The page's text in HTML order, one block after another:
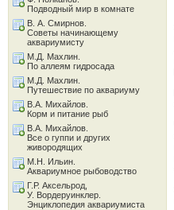
Подводный мир в комнате
В. А. Смирнов.
Советы начинающему
аквариумисту
М.Д. Махлин.
По аллеям гидросада
М.Д. Махлин.
Путешествие по аквариуму
В.А. Михайлов.
Корм и питание рыб
В.А. Михайлов.
Все о гуппи и других
живородящих
М.Н. Ильин.
Аквариумное рыбоводство
Г.Р. Аксельрод,
У. Вордеруинклер.
Энциклопедия аквариумиста